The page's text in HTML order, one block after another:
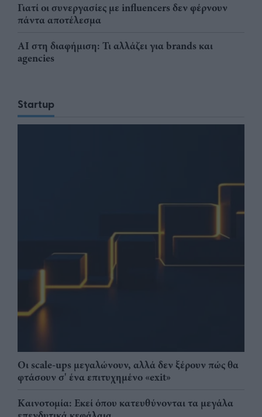
Γιατί οι συνεργασίες με influencers δεν φέρνουν
πάντα αποτέλεσμα
AI στη διαφήμιση: Τι αλλάζει για brands και
agencies
Startup
Οι scale-ups μεγαλώνουν, αλλά δεν ξέρουν πώς θα
φτάσουν σ' ένα επιτυχημένο «exit»
Καινοτομία: Εκεί όπου κατευθύνονται τα μεγάλα